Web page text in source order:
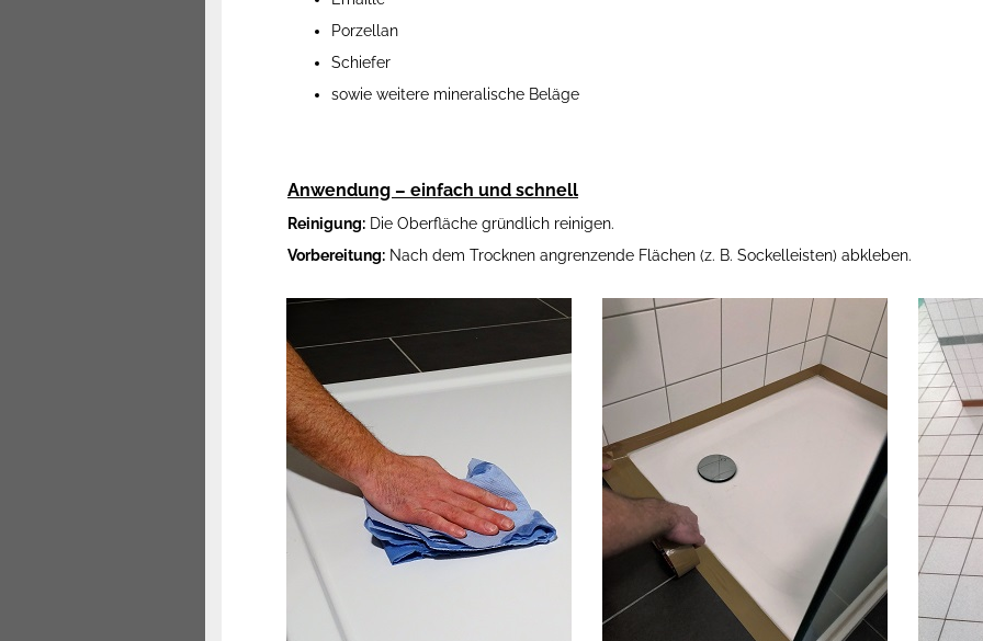
Porzellan
Schiefer
sowie weitere mineralische Beläge
Anwendung – einfach und schnell
Reinigung: Die Oberfläche gründlich reinigen.
Vorbereitung: Nach dem Trocknen angrenzende Flächen (z. B. Sockelleisten) abkleben.